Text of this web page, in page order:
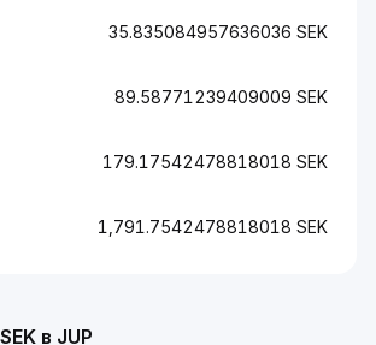
35.835084957636036 SEK
89.58771239409009 SEK
179.17542478818018 SEK
1,791.7542478818018 SEK
в JUP